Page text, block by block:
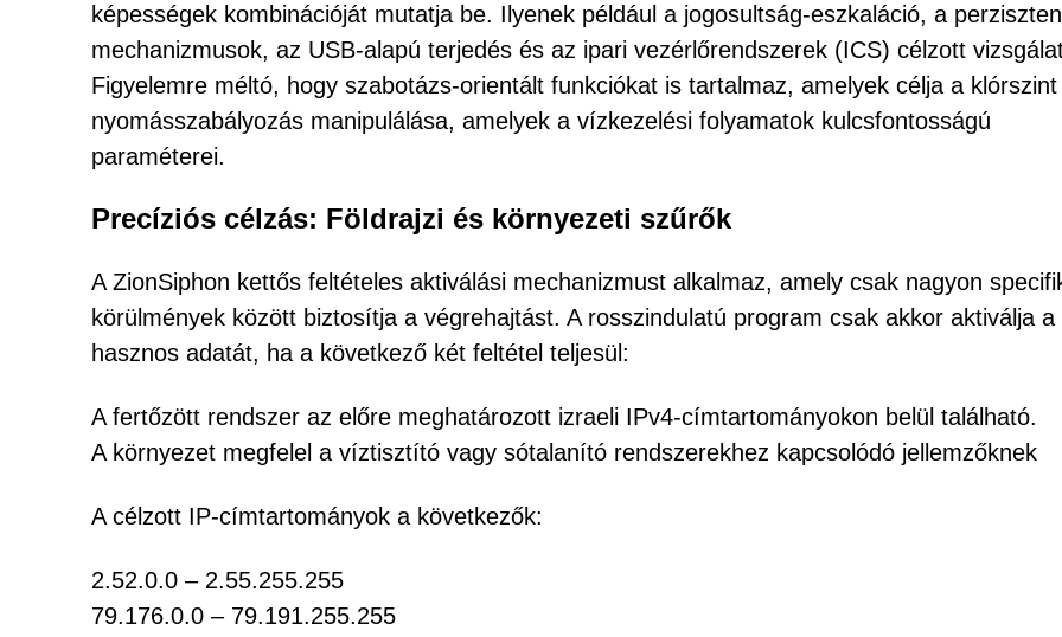
képességek kombinációját mutatja be. Ilyenek például a jogosultság-eszkaláció, a
mechanizmusok, az USB-alapú terjedés és az ipari vezérlőrendszerek (ICS) célzott
Figyelemre méltó, hogy szabotázs-orientált funkciókat is tartalmaz, amelyek célja a
nyomásszabályozás manipulálása, amelyek a vízkezelési folyamatok kulcsfontosságú
paraméterei.
Precíziós célzás: Földrajzi és környezeti szűrők
A ZionSiphon kettős feltételes aktiválási mechanizmust alkalmaz, amely csak nagyon
körülmények között biztosítja a végrehajtást. A rosszindulatú program csak akkor aktiválja a
hasznos adatát, ha a következő két feltétel teljesül:
A fertőzött rendszer az előre meghatározott izraeli IPv4-címtartományokon belül található.
A környezet megfelel a víztisztító vagy sótalanító rendszerekhez kapcsolódó jellemzőknek
A célzott IP-címtartományok a következők:
2.52.0.0 – 2.55.255.255
79.176.0.0 – 79.191.255.255